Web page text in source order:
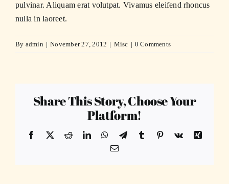
pulvinar. Aliquam erat volutpat. Vivamus eleifend rhoncus
nulla in laoreet.
By admin | November 27, 2012 | Misc | 0 Comments
Share This Story, Choose Your
Platform!
Facebook
X RedditLinkedInWhatsApp
TelegramTumblr Pinterest
Vk
Xing
Email